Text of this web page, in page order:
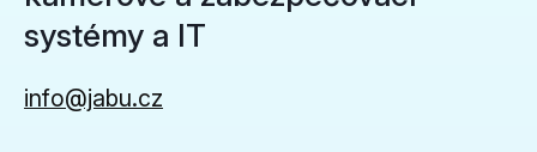
systémy a IT
info@jabu.cz